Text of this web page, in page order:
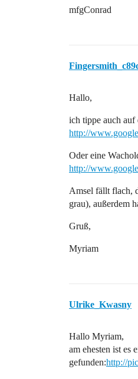
mfgConrad
Hallo,
ich tippe auch auf
http://
Oder eine
http://
Amsel fällt flach,
grau), außerdem
Gruß,
Myriam
Ulrike_Kwasny
Hallo Myriam,
am ehesten ist es
gefunden:http://